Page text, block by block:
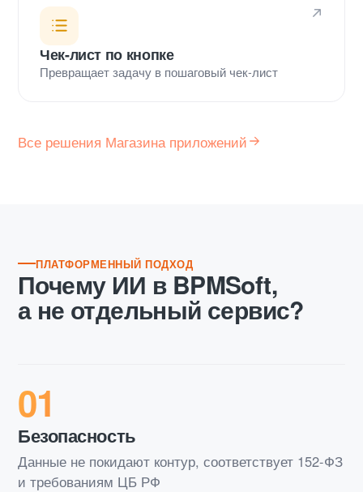
Чек-лист по кнопке
Превращает задачу в пошаговый чек-лист
Все решения Магазина приложений
ПЛАТФОРМЕННЫЙ ПОДХОД
Почему ИИ в BPMSoft,
а не отдельный сервис?
01
Безопасность
Данные не покидают контур, соответствует 152-ФЗ
и требованиям ЦБ РФ